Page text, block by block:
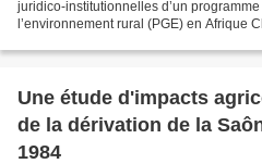
juridico-institutionnelles d’un
l’environnement rural (PGE) en Afrique
Une étude d'impacts
de la dérivation de la
1984